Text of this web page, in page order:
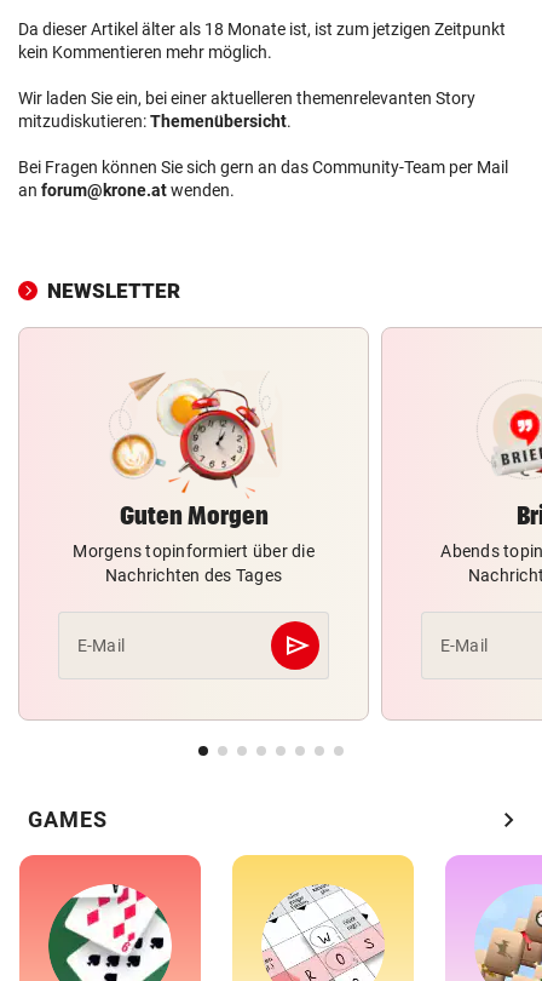
Da dieser Artikel älter als 18 Monate ist, ist zum jetzigen Zeitpunkt
kein Kommentieren mehr möglich.
Wir laden Sie ein, bei einer aktuelleren themenrelevanten Story
mitzudiskutieren:Themenübersicht.
Bei Fragen können Sie sich gern an das Community-Team per Mail
an forum@krone.atwenden.
NEWSLETTER
Guten Morgen
Morgens topinformiert über die
Nachrichten des Tages
E-Mail send
Abschicken
Abends
E-Mail
GAMES chevron_right